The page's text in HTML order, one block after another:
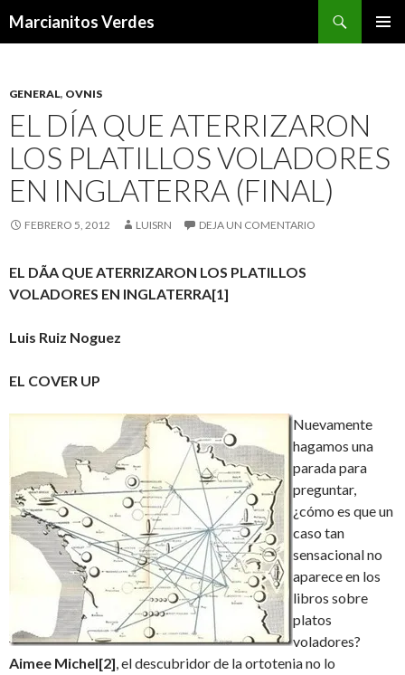
Marcianitos Verdes
GENERAL, OVNIS
EL DÍA QUE ATERRIZARON
LOS PLATILLOS VOLADORES
EN INGLATERRA (FINAL)
FEBRERO 5, 2012 LUISRN DEJA UN COMENTARIO
EL DÃA QUE ATERRIZARON LOS PLATILLOS
VOLADORES EN INGLATERRA[1]
Luis Ruiz Noguez
EL COVER UP
Nuevamente
hagamos una
parada para
preguntar,
¿cómo es que un
caso tan
sensacional no
aparece en los
libros sobre
platos
voladores?
Aimee Michel[2], el descubridor de la ortotenia no lo